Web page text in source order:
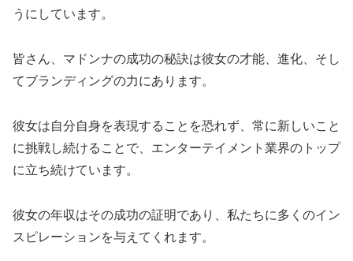
うにしています。
皆さん、マドンナの成功の秘訣は彼女の才能、進化、そし
てブランディングの力にあります。
彼女は自分自身を表現することを恐れず、常に新しいこと
に挑戦し続けることで、エンターテイメント業界のトップ
に立ち続けています。
彼女の年収はその成功の証明であり、私たちに多くのイン
スピレーションを与えてくれます。